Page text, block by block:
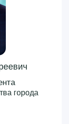
города